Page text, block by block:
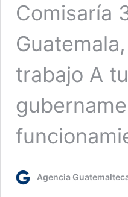
Comisaría
trabajo A
Agencia